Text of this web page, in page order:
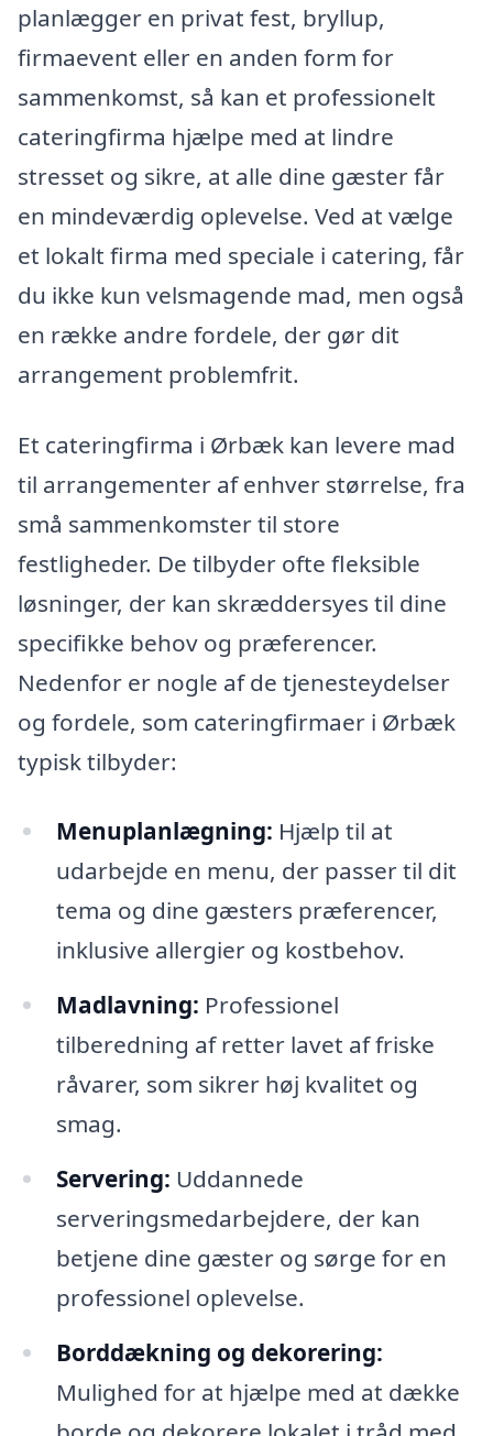
planlægger en privat fest, bryllup,
firmaevent eller en anden form for
sammenkomst, så kan et professionelt
cateringfirma hjælpe med at lindre
stresset og sikre, at alle dine gæster får
en mindeværdig oplevelse. Ved at vælge
et lokalt firma med speciale i catering, får
du ikke kun velsmagende mad, men også
en række andre fordele, der gør dit
arrangement problemfrit.
Et cateringfirma i Ørbæk kan levere mad
til arrangementer af enhver størrelse, fra
små sammenkomster til store
festligheder. De tilbyder ofte fleksible
løsninger, der kan skræddersyes til dine
specifikke behov og præferencer.
Nedenfor er nogle af de tjenesteydelser
og fordele, som cateringfirmaer i Ørbæk
typisk tilbyder:
Menuplanlægning: Hjælp til at
udarbejde en menu, der passer til dit
tema og dine gæsters præferencer,
inklusive allergier og kostbehov.
Madlavning: Professionel
tilberedning af retter lavet af friske
råvarer, som sikrer høj kvalitet og
smag.
Servering: Uddannede
serveringsmedarbejdere, der kan
betjene dine gæster og sørge for en
professionel oplevelse.
Borddækning og dekorering:
Mulighed for at hjælpe med at dække